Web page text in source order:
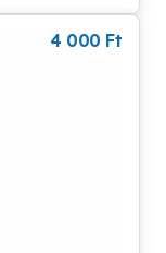
4 000 Ft